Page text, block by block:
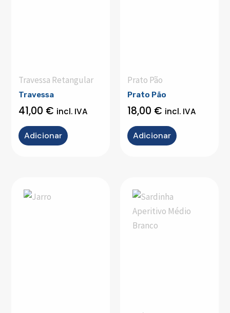
Travessa Retangular
Travessa
41,00 € incl. IVA
Adicionar
Prato Pão
Prato Pão
18,00 € incl. IVA
Adicionar